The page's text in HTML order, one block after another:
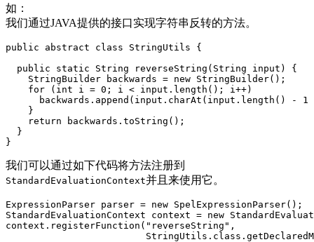
如：
我们通过JAVA提供的接口实现字符串反转的方法。
public abstract class StringUtils {
  public static String reverseString(String input) {
    StringBuilder backwards = new StringBuilder();
    for (int i = 0; i < input.length(); i++)
backwards.append(input.charAt(input.length() - 1
    }
    return backwards.toString();
  }
}
我们可以通过如下代码将方法注册到
StandardEvaluationContext并且来使用它。
ExpressionParser parser = new SpelExpressionParser();
StandardEvaluationContext context = new
context.registerFunction("reverseString",